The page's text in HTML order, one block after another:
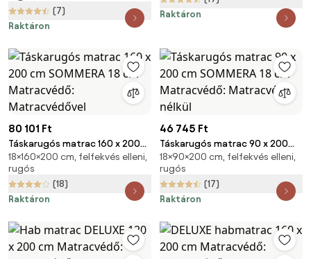
(7)
Raktáron
Raktáron
80 101 Ft
Táskarugós matrac 160 x 200
cm SOMMERA 18 cm
Matracvédő: Matracvédővel
18×160×200 cm, felfekvés elleni,
rugós
(18)
Raktáron
46 745 Ft
Táskarugós matrac 90 x 200
cm SOMMERA 18 cm
Matracvédő: Matracvédő
nélkül
18×90×200 cm, felfekvés elleni,
rugós
(17)
Raktáron